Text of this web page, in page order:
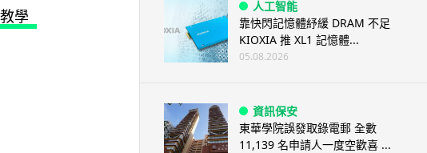
人工智能
靠快閃記憶體紓緩 DRAM 不足
KIOXIA 推 XL1 記憶體...
05.08.2026
資訊保安
東華學院誤發取錄電郵 全數
11,139 名申請人一度空歡喜 ...